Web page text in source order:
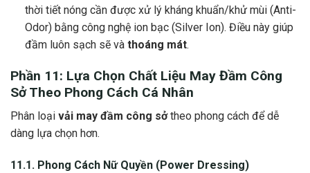
thời tiết nóng cần được xử lý kháng khuẩn/khử mùi (Anti-
Odor) bằng công nghệ ion bạc (Silver Ion). Điều này giúp
đầm luôn sạch sẽ và thoáng mát.
Phần 11: Lựa Chọn Chất Liệu May Đầm Công
SởTheo Phong Cách Cá Nhân
Phân loại vải may đầm công sởtheo phong cách để dễ
dàng lựa chọn hơn.
11.1. Phong Cách Nữ Quyền (Power Dressing)